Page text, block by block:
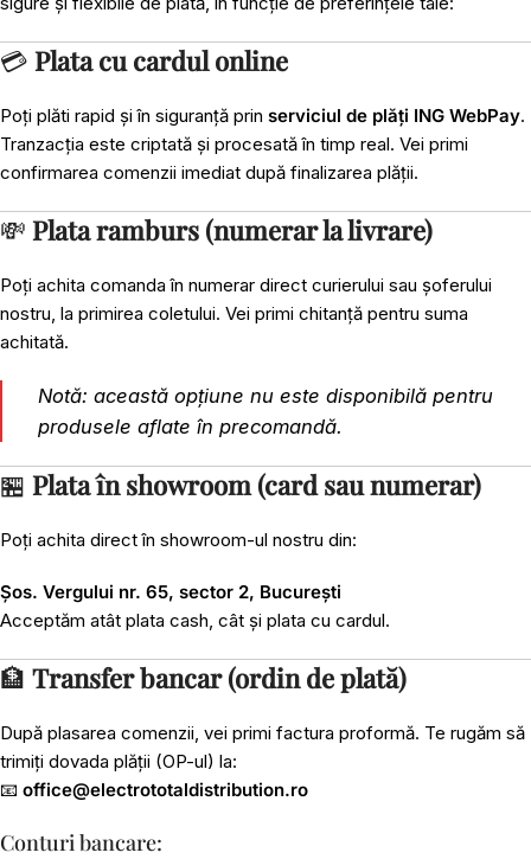
💳 Plata cu cardul online
Poți plăti rapid și în siguranță prin serviciul de plăți ING WebPay.
Tranzacția este criptată și procesată în timp real. Vei primi
confirmarea comenzii imediat după finalizarea plății.
💸 Plata ramburs (numerar la livrare)
Poți achita comanda în numerar direct curierului sau șoferului
nostru, la primirea coletului. Vei primi chitanță pentru suma
achitată.
Notă: această opțiune nu este disponibilă pentru
produsele aflate în precomandă.
🏪 Plata în showroom (card sau numerar)
Poți achita direct în showroom-ul nostru din:
Șos. Vergului nr. 65, sector 2, București
Acceptăm atât plata cash, cât și plata cu cardul.
🏦 Transfer bancar (ordin de plată)
După plasarea comenzii, vei primi factura proformă. Te rugăm să
trimiți dovada plății (OP-ul) la:
📧 office@electrototaldistribution.ro
Conturi bancare: